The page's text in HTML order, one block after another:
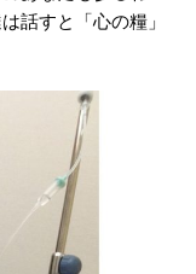
話すと「心の糧」